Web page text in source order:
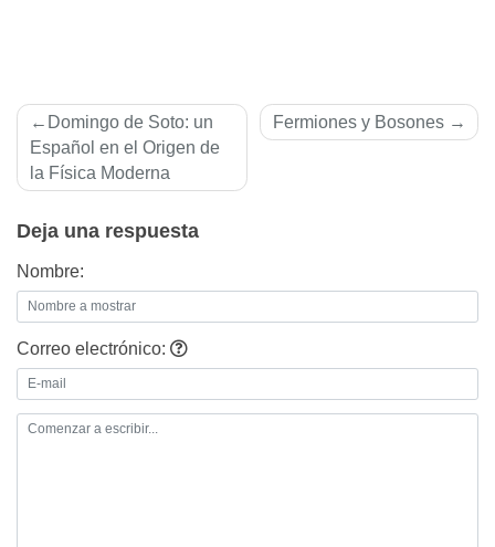
Navegación
de
entradas
Domingo de Soto: un
Español en el Origen de
la Fí­­sica Moderna
Fermiones y Bosones
Deja una respuesta
Nombre:
Correo electrónico: